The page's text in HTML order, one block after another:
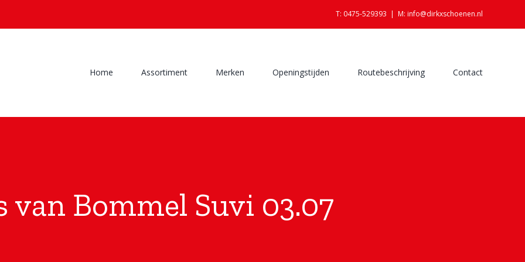
T: 0475-529393 | M: info@dirkxschoenen.nl
Home Assortiment Merken Openingstijden Routebeschrijving Contact
van Bommel Suvi 03.07